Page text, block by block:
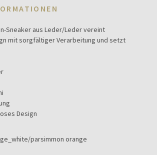
Sneaker aus Leder/Leder vereint
mit sorgfältiger Verarbeitung und setzt
Design
parsimmon orange